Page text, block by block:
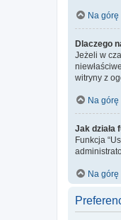
Na górę
Dlaczego
Jeżeli w
witryny z
Na górę
Jak działa
Funkcja
Na górę